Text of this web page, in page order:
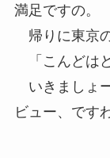
満足ですの。
帰りに東京
「こんどは
いきましょ
ビュー、です